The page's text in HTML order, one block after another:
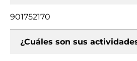
901752170
¿Cuáles son sus